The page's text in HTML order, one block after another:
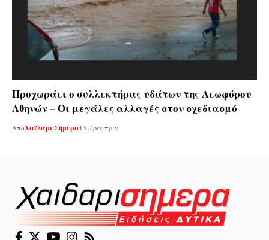
Προχωράει ο συλλεκτήρας υδάτων της Λεωφόρου
Αθηνών – Οι μεγάλες αλλαγές στον σχεδιασμό
ΑπόΧαϊδάρι Σήμερα 13 ώρες πριν